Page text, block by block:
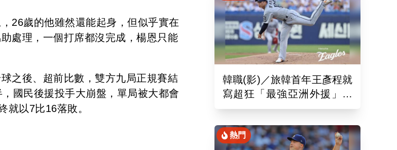
26歲的他雖然還能起身，但似乎實在
處理，一個打席都沒完成，楊恩只能
之後、超前比數，雙方九局正規賽結
國民後援投手大崩盤，單局被大都會
就以7比16落敗。
韓職(影)／旅韓首年王彥程就
寫超狂「最強亞洲外援」紀
錄！6局飆7K奪單季第10勝
熱門